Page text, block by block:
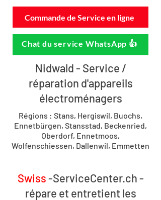
Commande de Service en ligne
Chat du service WhatsApp 👍
Nidwald - Service /
réparation d'appareils
électroménagers
Régions : Stans, Hergiswil, Buochs,
Ennetbürgen, Stansstad, Beckenried,
Oberdorf, Ennetmoos,
Wolfenschiessen, Dallenwil, Emmetten
Swiss-ServiceCenter.ch -
répare et entretient les